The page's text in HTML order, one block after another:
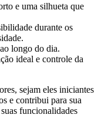
e uma silhueta que
durante os
longo do dia.
ideal e controle da
sejam eles iniciantes
e contribui para sua
funcionalidades